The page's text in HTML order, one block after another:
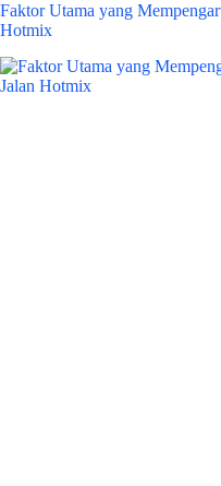
Faktor Utama yang
Hotmix